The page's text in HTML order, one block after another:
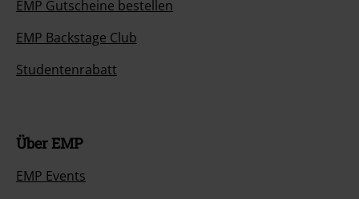
EMP Gutscheine bestellen
EMP Backstage Club
Studentenrabatt
Über EMP
EMP Events